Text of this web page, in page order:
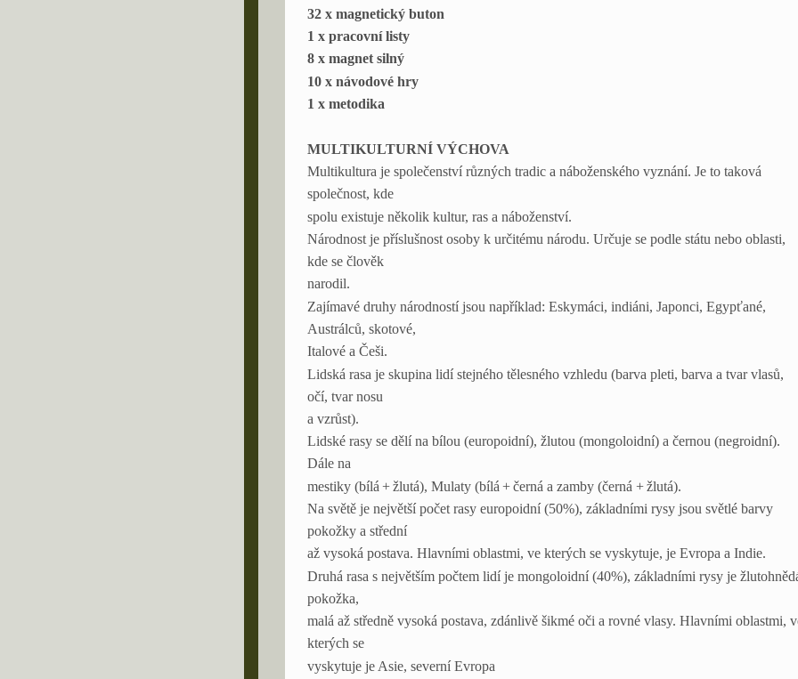
32 x magnetický buton
1 x pracovní listy
8 x magnet silný
10 x návodové hry
1 x metodika
MULTIKULTURNÍ VÝCHOVA
Multikultura je společenství různých tradic a náboženského vyznání. Je to taková
společnost, kde
spolu existuje několik kultur, ras a náboženství.
Národnost je příslušnost osoby k určitému národu. Určuje se podle státu nebo oblasti,
kde se člověk
narodil.
Zajímavé druhy národností jsou například: Eskymáci, indiáni, Japonci, Egypťané,
Austrálců, skotové,
Italové a Češi.
Lidská rasa je skupina lidí stejného tělesného vzhledu (barva pleti, barva a tvar vlasů,
očí, tvar nosu
a vzrůst).
Lidské rasy se dělí na bílou (europoidní), žlutou (mongoloidní) a černou (negroidní).
Dále na
mestiky (bílá + žlutá), Mulaty (bílá + černá a zamby (černá + žlutá).
Na světě je největší počet rasy europoidní (50%), základními rysy jsou světlé barvy
pokožky a střední
až vysoká postava. Hlavními oblastmi, ve kterých se vyskytuje, je Evropa a Indie.
Druhá rasa s největším počtem lidí je mongoloidní (40%), základními rysy je
pokožka,
malá až středně vysoká postava, zdánlivě šikmé oči a rovné vlasy. Hlavními oblastmi,
kterých se
vyskytuje je Asie, severní Evropa